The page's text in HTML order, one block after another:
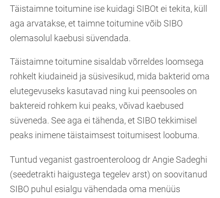
Täistaimne toitumine ise kuidagi SIBOt ei tekita, küll
aga arvatakse, et taimne toitumine võib SIBO
olemasolul kaebusi süvendada.
Täistaimne toitumine sisaldab võrreldes loomsega
rohkelt kiudaineid ja süsivesikud, mida bakterid oma
elutegevuseks kasutavad ning kui peensooles on
baktereid rohkem kui peaks, võivad kaebused
süveneda. See aga ei tähenda, et SIBO tekkimisel
peaks inimene täistaimsest toitumisest loobuma.
Tuntud veganist gastroenteroloog dr Angie Sadeghi
(seedetrakti haigustega tegelev arst) on soovitanud
SIBO puhul esialgu vähendada oma menüüs